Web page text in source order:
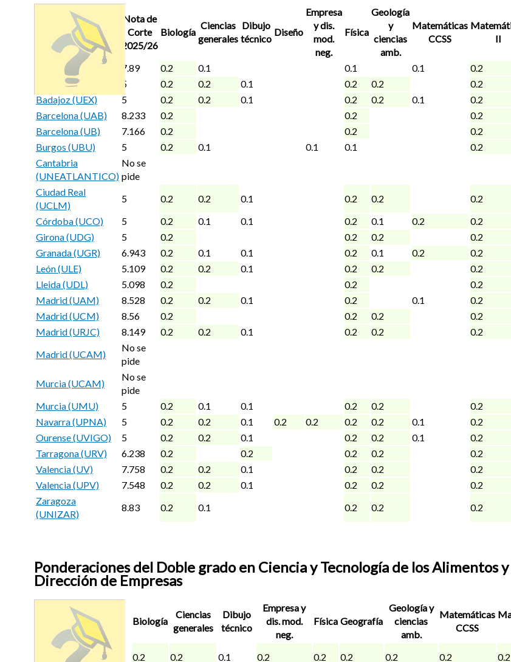
Nota de
Corte
2025/26
Biología
Ciencias
generales
Dibujo
técnico
Diseño
Empresa
y dis.
mod.
neg.
Física
Geología
y
ciencias
amb.
Matemáticas
CCSS
II
Álava (EHU)
7.89 0.2 0.1 0.1 0.1 0.2
Alicante (UMH)
5 0.2 0.2 0.1 0.2 0.2 0.2
Badajoz (UEX)
5 0.2 0.2 0.1 0.2 0.2 0.1 0.2
Barcelona (UAB)
8.233 0.2 0.2 0.2
Barcelona (UB)
7.166 0.2 0.2 0.2
Burgos (UBU)
5 0.2 0.1 0.1 0.1 0.2
Cantabria
(UNEATLANTICO)
No se
pide
Ciudad Real
(UCLM)
5 0.2 0.2 0.1 0.2 0.2 0.2
Córdoba (UCO)
5 0.2 0.1 0.1 0.2 0.1 0.2 0.2
Girona (UDG)
5 0.2 0.2 0.2 0.2
Granada (UGR)
6.943 0.2 0.1 0.1 0.2 0.1 0.2 0.2
León (ULE)
5.109 0.2 0.2 0.1 0.2 0.2 0.2
Lleida (UDL)
5.098 0.2 0.2 0.2
Madrid (UAM)
8.528 0.2 0.2 0.1 0.2 0.1 0.2
Madrid (UCM)
8.56 0.2 0.2 0.2 0.2
Madrid (URJC)
8.149 0.2 0.2 0.1 0.2 0.2 0.2
Madrid (UCAM)
No se
pide
Murcia (UCAM)
No se
pide
Murcia (UMU)
5 0.2 0.1 0.1 0.2 0.2 0.2
Navarra (UPNA)
5 0.2 0.2 0.1 0.2 0.2 0.2 0.2 0.1 0.2
Ourense (UVIGO)
5 0.2 0.2 0.1 0.2 0.2 0.1 0.2
Tarragona (URV)
6.238 0.2 0.2 0.2 0.2 0.2
Valencia (UV)
7.758 0.2 0.2 0.1 0.2 0.2 0.2
Valencia (UPV)
7.548 0.2 0.2 0.1 0.2 0.2 0.2
Zaragoza
(UNIZAR)
8.83 0.2 0.1 0.2 0.2 0.2
Ponderaciones del Doble grado en Ciencia y Tecnología de los Alimentos
Dirección de Empresas
Corte
2025/26
Biología
Ciencias
generales
Dibujo
técnico
Empresa y
dis. mod.
neg.
Física Geografía
Geología y
ciencias
amb.
Matemáticas
CCSS
Valencia
9.088 0.2 0.2 0.1 0.2 0.2 0.2 0.2 0.2 0.2